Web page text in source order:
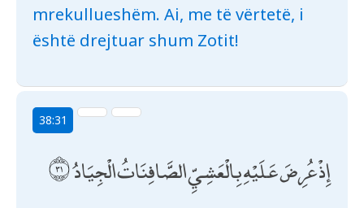
mrekullueshëm. Ai, me të vërtetë, i
është drejtuar shum Zotit!
38:31
إِذْ عُرِضَ عَلَيْهِ بِالْعَشِيِّ الصَّافِنَاتُ الْجِيَادُ